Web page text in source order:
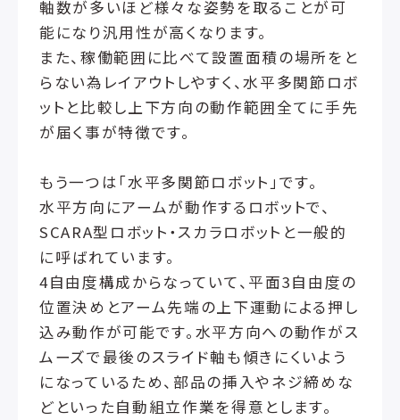
軸数が多いほど様々な姿勢を取ることが可
能になり汎用性が高くなります。
また、稼働範囲に比べて設置面積の場所をと
らない為レイアウトしやすく、水平多関節ロボ
ットと比較し上下方向の動作範囲全てに手先
が届く事が特徴です。
もう一つは「水平多関節ロボット」です。
水平方向にアームが動作するロボットで、
SCARA型ロボット・スカラロボットと一般的
に呼ばれています。
4自由度構成からなっていて、平面3自由度の
位置決めとアーム先端の上下運動による押し
込み動作が可能です。水平方向への動作がス
ムーズで最後のスライド軸も傾きにくいよう
になっているため、部品の挿入やネジ締めな
どといった自動組立作業を得意とします。